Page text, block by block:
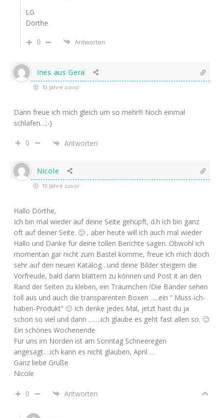
LG
Dörthe
0
Antworten
Ines aus Gera
10 Jahre zuvor
Dann freue ich mich gleich um so mehr!!! Noch einmal
schlafen…;-)
0 Antworten
Nicole
10 Jahre zuvor
Hallo Dörthe,
Ich bin mal wieder auf deine Seite gehüpft, d.h ich bin ganz
oft auf deiner Seite. 🙂 , aber heute will ich auch mal wieder
Hallo und Danke für deine tollen Berichte sagen. Obwohl ich
momentan gar nicht zum Bastel komme, freue ich mich doch
sehr auf den neuen Katalog…und deine Bilder steigern die
Vorfreude, bald darin blättern zu können und Post it an den
Rand der Seiten zu kleben, ein Träumchen !Die Bänder sehen
toll aus und auch die transparenten Boxen …..ein “ Muss-ich-
haben-Produkt“ 🙂 Ich denke jedes Mal, jetzt hast du ja
schon so viel und dann …….ich glaube es geht fast allen so. 🙂
Ein schönes Wochenende
Für uns im Norden ist am Sonntag Schneeregen
angesagt….ich kann es nicht glauben, April …
Ganz liebe Grüße
Nicole
0 Antworten